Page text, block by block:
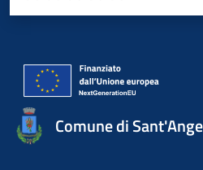
Valuta 5 stelle
Valuta 4 stelle su 5
Valuta 3 stelle su 5
Valuta 2 stelle su 5
Valuta 1 stelle su 5
Comune di